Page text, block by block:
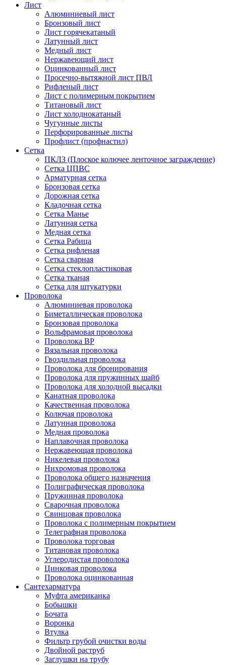
Лист
Алюминиевый лист
Бронзовый лист
Лист горячекатаный
Латунный лист
Медный лист
Нержавеющий лист
Оцинкованный лист
Просечно-вытяжной лист ПВЛ
Рифленый лист
Лист с полимерным покрытием
Титановый лист
Лист холоднокатаный
Чугунные листы
Перфорированные листы
Профлист (профнастил)
Сетка
ПКЛЗ (Плоское колючее ленточное заграждение)
Сетка ЦПВС
Арматурная сетка
Бронзовая сетка
Дорожная сетка
Кладочная сетка
Сетка Манье
Латунная сетка
Медная сетка
Сетка Рабица
Сетка рифленая
Сетка сварная
Сетка стеклопластиковая
Сетка тканая
Сетка для штукатурки
Проволока
Алюминиевая проволока
Биметаллическая проволока
Бронзовая проволока
Вольфрамовая проволока
Проволока ВР
Вязальная проволока
Гвоздильная проволока
Проволока для бронирования
Проволока для пружинных шайб
Проволока для холодной высадки
Канатная проволока
Качественная проволока
Колючая проволока
Латунная проволока
Медная проволока
Наплавочная проволока
Нержавеющая проволока
Никелевая проволока
Нихромовая проволока
Проволока общего назначения
Полиграфическая проволока
Пружинная проволока
Сварочная проволока
Свинцовая проволока
Проволока с полимерным покрытием
Телеграфная проволока
Проволока торговая
Титановая проволока
Углеродистая проволока
Цинковая проволока
Проволока оцинкованная
Сантехарматура
Муфта американка
Бобышки
Бочата
Воронка
Втулка
Фильтр грубой очистки воды
Двойной раструб
Заглушки на трубу